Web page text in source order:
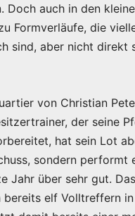
Doch auch in den
Formverläufe, die
sind, aber nicht direkt
von Christian
der seine
hat sein Lot
sondern performt
Jahr über sehr gut.
bereits elf Volltreffern